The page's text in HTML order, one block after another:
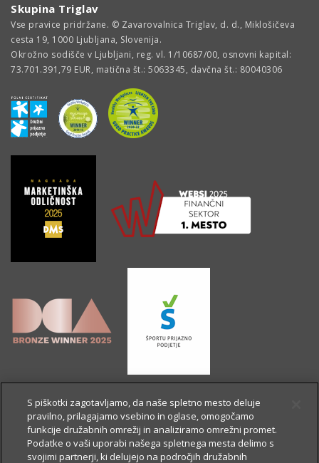
Skupina Triglav
Vse pravice pridržane. © Zavarovalnica Triglav, d. d., Miklošičeva
cesta 19, 1000 Ljubljana, Slovenija.
Okrožno sodišče v Ljubljani, reg. vl. 1/10687/00, osnovni kapital:
73.701.391,79 EUR, matična št.: 5063345, davčna št.: 80040306
S piškotki zagotavljamo, da naše spletno mesto deluje
pravilno, prilagajamo vsebino in oglase, omogočamo
funkcije družabnih omrežij in analiziramo omrežni promet.
Podatke o vaši uporabi našega spletnega mesta delimo s
svojimi partnerji, ki delujejo na področjih družabnih